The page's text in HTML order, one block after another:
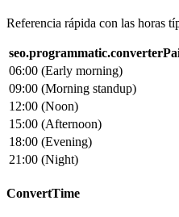
Referencia rápida con las horas
06:00 (Early morning)
09:00 (Morning standup)
12:00 (Noon)
15:00 (Afternoon)
18:00 (Evening)
21:00 (Night)
ConvertTime